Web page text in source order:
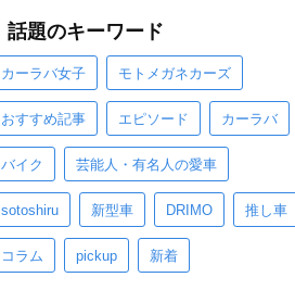
話題のキーワード
カーラバ女子 モトメガネカーズ
おすすめ記事 エピソード カーラバ
バイク 芸能人・有名人の愛車
sotoshiru 新型車 DRIMO 推し車
コラム pickup 新着